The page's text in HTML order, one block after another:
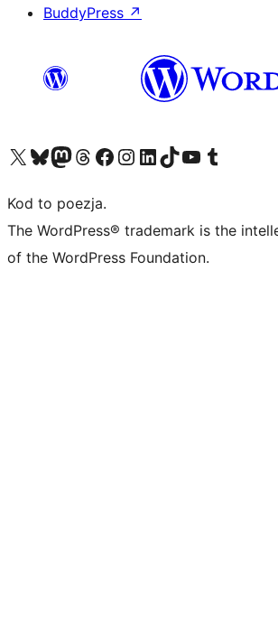
BuddyPress ↗
Odwiedź nasze konto X (dawniej Twitter)
Odwiedź nasze konto Bluesky
Odwiedź nasze konto na Mastodoncie
Odwiedź naszego Threadsa
Odwiedź naszego Facebooka
Odwiedź nasze konto na Instagramie
Odwiedź nasze konto na LinkedIn
Odwiedź naszego TikToka
Odwiedź nasz kanał YouTube
Odwiedź naszego Tumblra
Kod to poezja.
The WordPress® trademark is the
of the WordPress Foundation.